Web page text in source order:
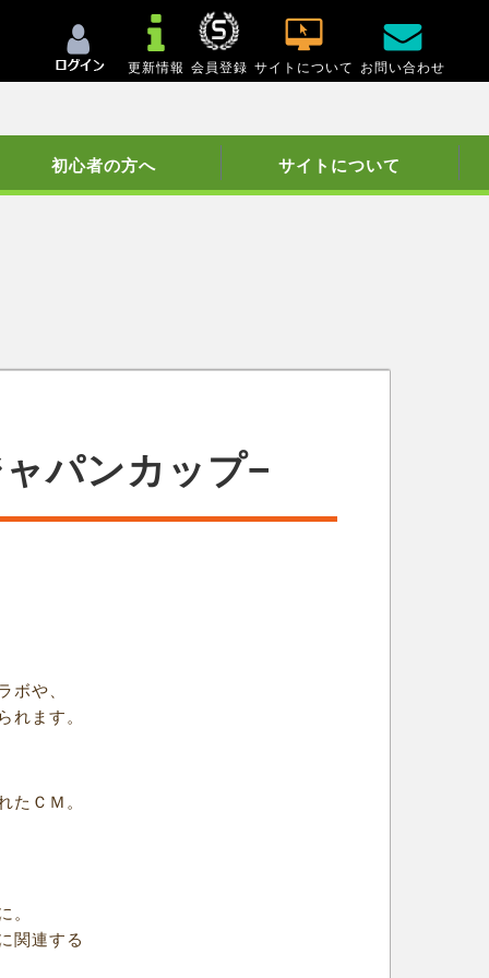
更新情報 会員登録 サイトについて お問い合わせ
初心者の方へ サイトについて
パンカップ−
ボや、
れます。
たＣＭ。
。
関連する